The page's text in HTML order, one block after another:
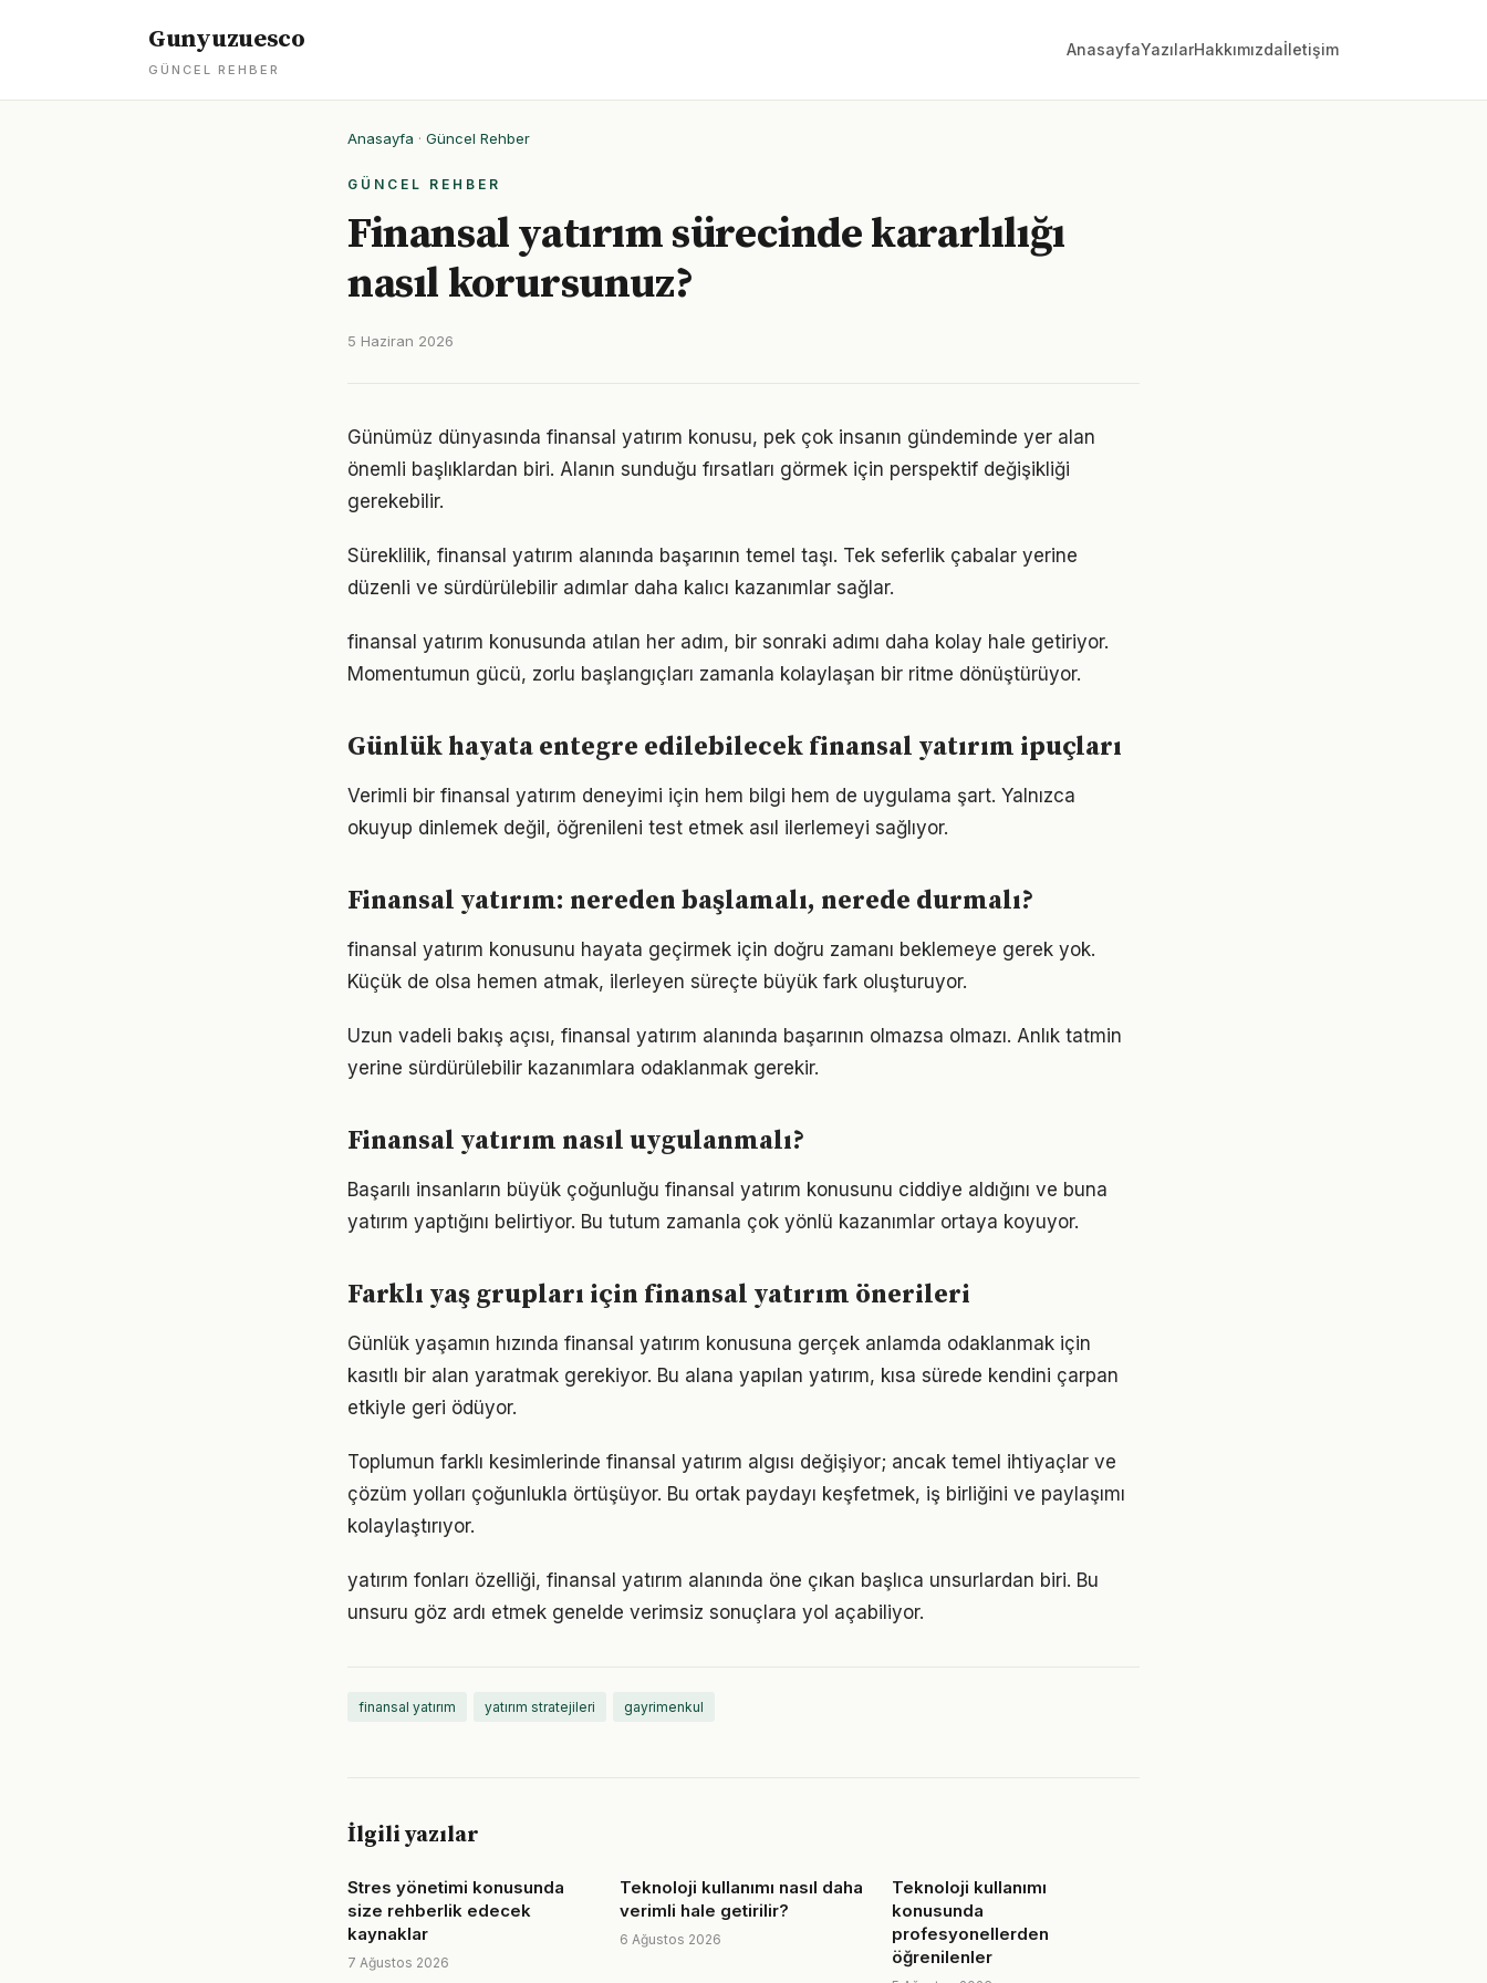
Gunyuzuesco
GÜNCEL REHBER
AnasayfaYazılarHakkımızdaİletişim
Anasayfa · Güncel Rehber
GÜNCEL REHBER
Finansal yatırım sürecinde kararlılığı
nasıl korursunuz?
5 Haziran 2026
Günümüz dünyasında finansal yatırım konusu, pek çok insanın gündeminde yer alan
önemli başlıklardan biri. Alanın sunduğu fırsatları görmek için perspektif değişikliği
gerekebilir.
Süreklilik, finansal yatırım alanında başarının temel taşı. Tek seferlik çabalar yerine
düzenli ve sürdürülebilir adımlar daha kalıcı kazanımlar sağlar.
finansal yatırım konusunda atılan her adım, bir sonraki adımı daha kolay hale getiriyor.
Momentumun gücü, zorlu başlangıçları zamanla kolaylaşan bir ritme dönüştürüyor.
Günlük hayata entegre edilebilecek finansal yatırım ipuçları
Verimli bir finansal yatırım deneyimi için hem bilgi hem de uygulama şart. Yalnızca
okuyup dinlemek değil, öğrenileni test etmek asıl ilerlemeyi sağlıyor.
Finansal yatırım: nereden başlamalı, nerede durmalı?
finansal yatırım konusunu hayata geçirmek için doğru zamanı beklemeye gerek yok.
Küçük de olsa hemen atmak, ilerleyen süreçte büyük fark oluşturuyor.
Uzun vadeli bakış açısı, finansal yatırım alanında başarının olmazsa olmazı. Anlık tatmin
yerine sürdürülebilir kazanımlara odaklanmak gerekir.
Finansal yatırım nasıl uygulanmalı?
Başarılı insanların büyük çoğunluğu finansal yatırım konusunu ciddiye aldığını ve buna
yatırım yaptığını belirtiyor. Bu tutum zamanla çok yönlü kazanımlar ortaya koyuyor.
Farklı yaş grupları için finansal yatırım önerileri
Günlük yaşamın hızında finansal yatırım konusuna gerçek anlamda odaklanmak için
kasıtlı bir alan yaratmak gerekiyor. Bu alana yapılan yatırım, kısa sürede kendini çarpan
etkiyle geri ödüyor.
Toplumun farklı kesimlerinde finansal yatırım algısı değişiyor; ancak temel ihtiyaçlar ve
çözüm yolları çoğunlukla örtüşüyor. Bu ortak paydayı keşfetmek, iş birliğini ve paylaşımı
kolaylaştırıyor.
yatırım fonları özelliği, finansal yatırım alanında öne çıkan başlıca unsurlardan biri. Bu
unsuru göz ardı etmek genelde verimsiz sonuçlara yol açabiliyor.
finansal yatırım yatırım stratejileri gayrimenkul
İlgili yazılar
Stres yönetimi konusunda
size rehberlik edecek
kaynaklar
7 Ağustos 2026
Teknoloji kullanımı nasıl daha
verimli hale getirilir?
6 Ağustos 2026
Teknoloji kullanımı
konusunda
profesyonellerden
öğrenilenler